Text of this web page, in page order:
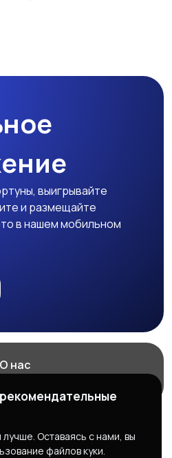
выигрывайте
и размещайте
в нашем мобильном
О нас
Экспресс Заказ
Оставаясь с нами, вы
файлов куки.